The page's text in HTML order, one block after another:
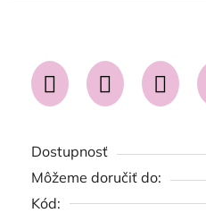
Dostupnosť
Môžeme doručiť do:
Kód: